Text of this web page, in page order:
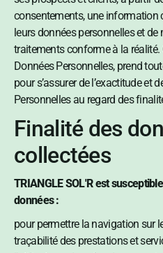
consentements, une information
leurs données personnelles et
traitements conforme à la
Données Personnelles, prend
pour s’assurer de l’exactitude et
Personnelles au regard des
Finalité des
collectées
TRIANGLE SOL'R est
données :
pour permettre la navigation sur
traçabilité des prestations et